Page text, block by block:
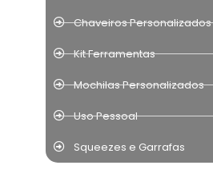
Chaveiros Personalizados
Kit Ferramentas
Mochilas Personalizados
Uso Pessoal
Squeezes e Garrafas